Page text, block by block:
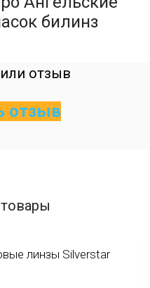
билинз
отзыв
отзыв
линзы Silverstar